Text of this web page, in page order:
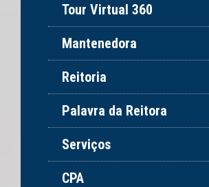
Tour Virtual 360
Mantenedora
Reitoria
Palavra da Reitora
Serviços
CPA